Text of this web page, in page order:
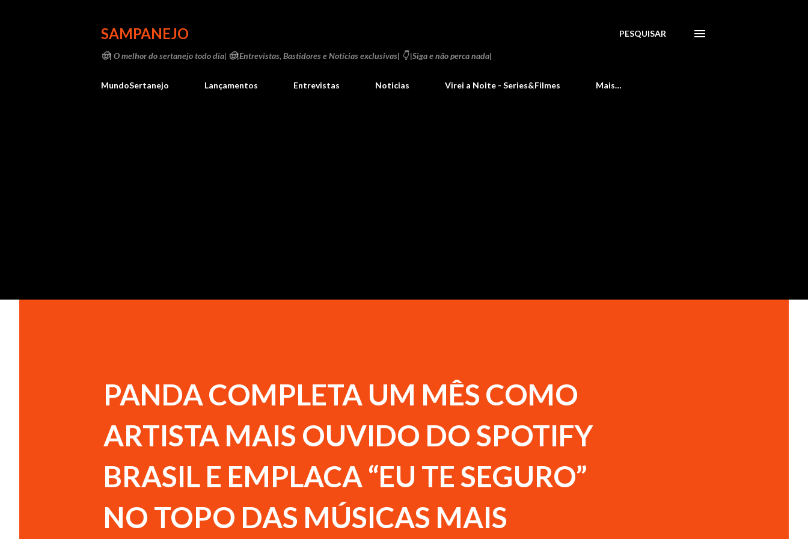
SAMPANEJO
🤠| O melhor do sertanejo todo dia| 🤠|Entrevistas, Bastidores e Notícias exclusivas| 👇 |Siga e não perca nada|
PESQUISAR
MundoSertanejo Lançamentos Entrevistas Noticias Virei a Noite - Series&Filmes Mais…
PANDA COMPLETA UM MÊS COMO
ARTISTA MAIS OUVIDO DO SPOTIFY
BRASIL E EMPLACA “EU TE SEGURO”
NO TOPO DAS MÚSICAS MAIS